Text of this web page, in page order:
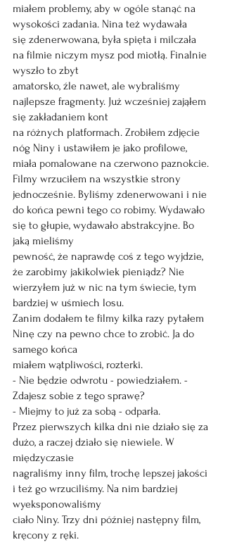
miałem problemy, aby w ogóle stanąć na
wysokości zadania. Nina też wydawała
się zdenerwowana, była spięta i milczała
na filmie niczym mysz pod miotłą. Finalnie
wyszło to zbyt
amatorsko, źle nawet, ale wybraliśmy
najlepsze fragmenty. Już wcześniej zająłem
się zakładaniem kont
na różnych platformach. Zrobiłem zdjęcie
nóg Niny i ustawiłem je jako profilowe,
miała pomalowane na czerwono paznokcie.
Filmy wrzuciłem na wszystkie strony
jednocześnie. Byliśmy zdenerwowani i nie
do końca pewni tego co robimy. Wydawało
się to głupie, wydawało abstrakcyjne. Bo
jaką mieliśmy
pewność, że naprawdę coś z tego wyjdzie,
że zarobimy jakikolwiek pieniądz? Nie
wierzyłem już w nic na tym świecie, tym
bardziej w uśmiech losu.
Zanim dodałem te filmy kilka razy pytałem
Ninę czy na pewno chce to zrobić. Ja do
samego końca
miałem wątpliwości, rozterki.
- Nie będzie odwrotu - powiedziałem. -
Zdajesz sobie z tego sprawę?
- Miejmy to już za sobą - odparła.
Przez pierwszych kilka dni nie działo się za
dużo, a raczej działo się niewiele. W
międzyczasie
nagraliśmy inny film, trochę lepszej jakości
i też go wrzuciliśmy. Na nim bardziej
wyeksponowaliśmy
ciało Niny. Trzy dni później następny film,
kręcony z ręki.